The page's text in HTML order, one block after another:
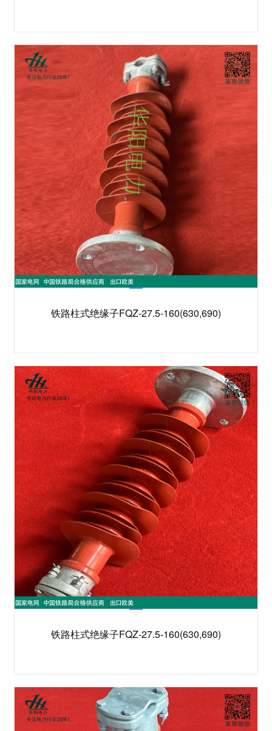
铁路柱式绝缘子FQZ-27.5-160(630,690)
铁路柱式绝缘子FQZ-27.5-160(630,690)